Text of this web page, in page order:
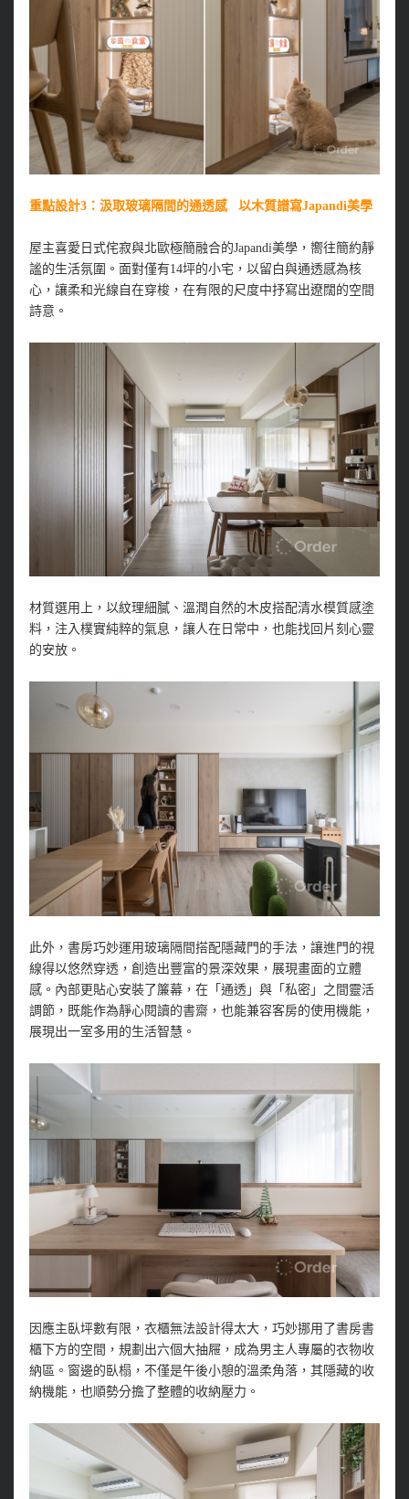
重點設計3：汲取玻璃隔間的通透感 以木質譜寫Japandi美學
屋主喜愛日式侘寂與北歐極簡融合的Japandi美學，嚮往簡約靜
謐的生活氛圍。面對僅有14坪的小宅，以留白與通透感為核
心，讓柔和光線自在穿梭，在有限的尺度中抒寫出遼闊的空間
詩意。
材質選用上，以紋理細膩、溫潤自然的木皮搭配清水模質感塗
料，注入樸實純粹的氣息，讓人在日常中，也能找回片刻心靈
的安放。
此外，書房巧妙運用玻璃隔間搭配隱藏門的手法，讓進門的視
線得以悠然穿透，創造出豐富的景深效果，展現畫面的立體
感。內部更貼心安裝了簾幕，在「通透」與「私密」之間靈活
調節，既能作為靜心閱讀的書齋，也能兼容客房的使用機能，
展現出一室多用的生活智慧。
因應主臥坪數有限，衣櫃無法設計得太大，巧妙挪用了書房書
櫃下方的空間，規劃出六個大抽屜，成為男主人專屬的衣物收
納區。窗邊的臥榻，不僅是午後小憩的溫柔角落，其隱藏的收
納機能，也順勢分擔了整體的收納壓力。